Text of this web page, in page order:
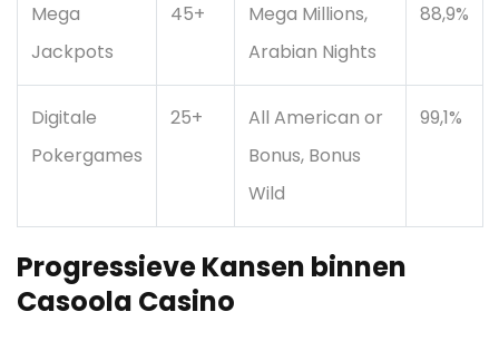
Mega
Jackpots
45+
Mega Millions,
Arabian Nights
88,9%
Digitale
Pokergames
25+
All American or
Bonus, Bonus
Wild
99,1%
Progressieve Kansen binnen
Casoola Casino